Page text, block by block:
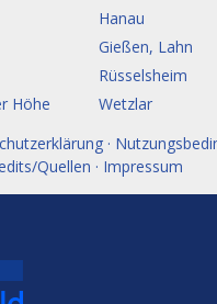
Hanau
Gießen, Lahn
Rüsselsheim
Höhe
Wetzlar
·
Quellen · Impressum